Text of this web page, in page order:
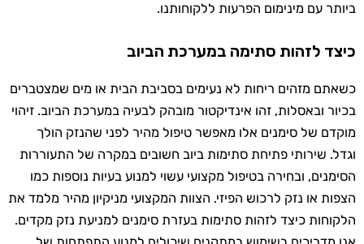
ביותר עם מינימום הפרעות ללקוחותנו.
כיצד לזהות סתימה במערכת הביוב
כשאתם מזהים ריחות לא נעימים בסביבת הבית או מים שמצטברים
בכיור ובאסלות, זהו אינדיקטור מובהק לבעיה במערכת הביוב. זיהוי
מוקדם של סימנים אלו מאפשר טיפול מהיר לפני שהנזק הולך
וגדל. שירותי פתיחת סתימות ביוב חשובים במקרה של התעוררות
הסימנים, ובחירה בטיפול מקצועי עשוי למנוע בעיות נוספות כמו
הצפות או נזק לרכוש הפיזי. הצוות המקצועי מניקיון מהיר מלמד את
הלקוחות כיצד לזהות סתימות בעזרת סימנים למניעת נזק מקדים.